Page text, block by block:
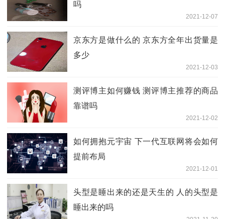
吗
2021-12-07
京东方是做什么的 京东方全年出货量是
多少
2021-12-03
测评博主如何赚钱 测评博主推荐的商品
靠谱吗
2021-12-02
如何拥抱元宇宙 下一代互联网将会如何
提前布局
2021-12-01
头型是睡出来的还是天生的 人的头型是
睡出来的吗